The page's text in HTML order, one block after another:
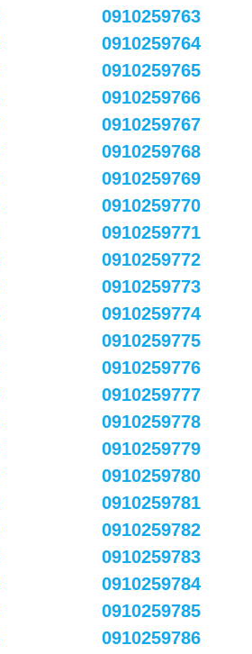
0910259763
0910259764
0910259765
0910259766
0910259767
0910259768
0910259769
0910259770
0910259771
0910259772
0910259773
0910259774
0910259775
0910259776
0910259777
0910259778
0910259779
0910259780
0910259781
0910259782
0910259783
0910259784
0910259785
0910259786